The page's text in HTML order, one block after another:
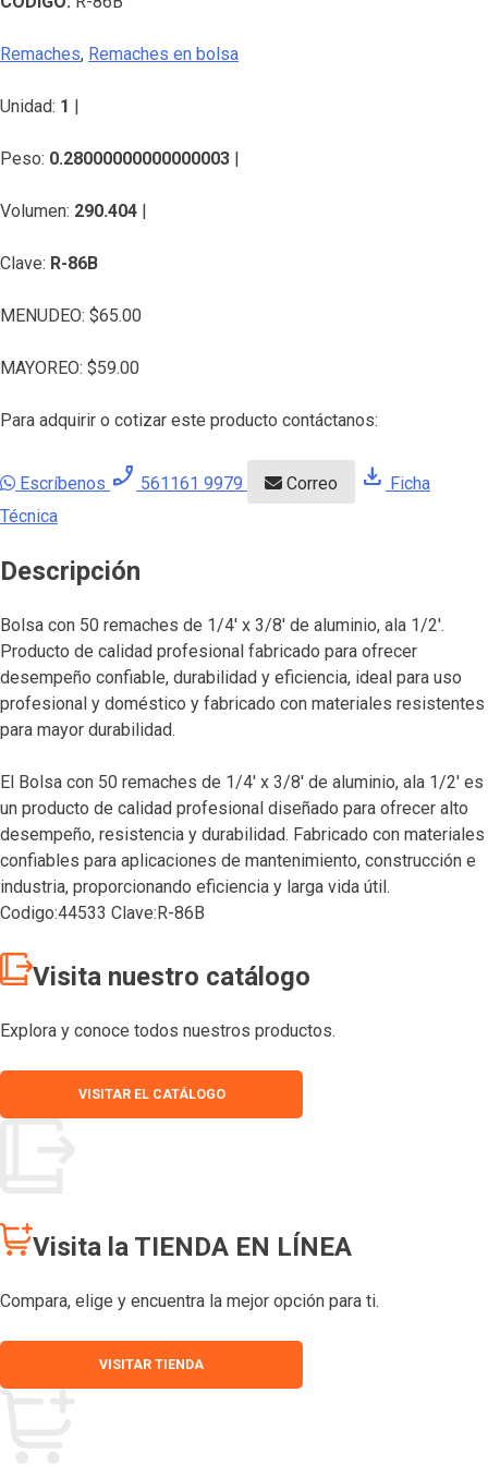
Remaches, Remaches en bolsa
Unidad: 1 |
Peso: 0.28000000000000003 |
Volumen: 290.404 |
Clave: R-86B
MENUDEO: $65.00
MAYOREO: $59.00
Para adquirir o cotizar este producto contáctanos:
Escríbenos phone_enabled 561161 9979 Correo download Ficha
Técnica
Descripción
Bolsa con 50 remaches de 1/4′ x 3/8′ de aluminio, ala 1/2′.
Producto de calidad profesional fabricado para ofrecer
desempeño confiable, durabilidad y eficiencia, ideal para uso
profesional y doméstico y fabricado con materiales resistentes
para mayor durabilidad.
El Bolsa con 50 remaches de 1/4′ x 3/8′ de aluminio, ala 1/2′ es
un producto de calidad profesional diseñado para ofrecer alto
desempeño, resistencia y durabilidad. Fabricado con materiales
confiables para aplicaciones de mantenimiento, construcción e
industria, proporcionando eficiencia y larga vida útil.
Codigo:44533 Clave:R-86B
Visita nuestro catálogo
Explora y conoce todos nuestros productos.
VISITAR EL CATÁLOGO
Visita la TIENDA EN LÍNEA
Compara, elige y encuentra la mejor opción para ti.
VISITAR TIENDA